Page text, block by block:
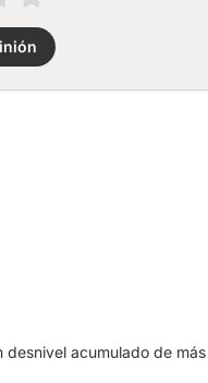
acumulado de